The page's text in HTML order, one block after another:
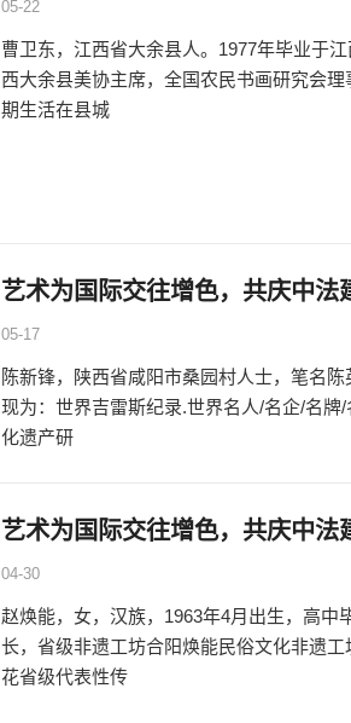
05-22
曹卫东，江西省大余县人。1977年毕业于
西大余县美协主席，全国农民书画研究会
期生活在县城
艺术为国际交往增色，共庆中
05-17
陈新锋，陕西省咸阳市桑园村人士，笔名
现为：世界吉雷斯纪录.世界名人/名企/名
化遗产研
艺术为国际交往增色，共庆中
04-30
赵焕能，女，汉族，1963年4月出生，高
长，省级非遗工坊合阳焕能民俗文化非遗
花省级代表性传